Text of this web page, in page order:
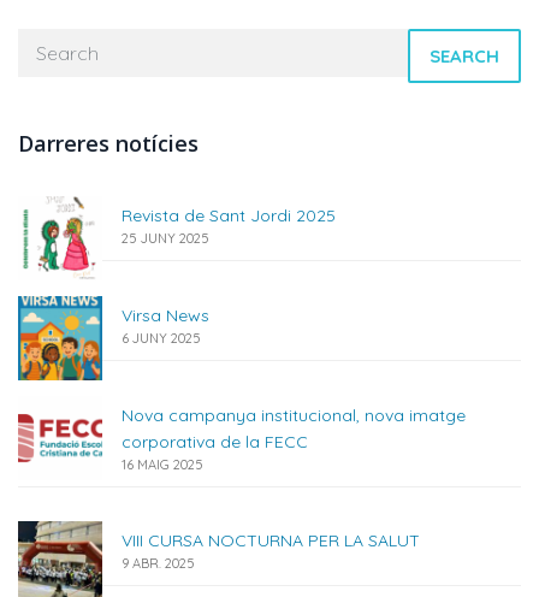
SEARCH
Darreres notícies
Revista de Sant Jordi 2025
25 JUNY 2025
Virsa News
6 JUNY 2025
Nova campanya institucional, nova imatge
corporativa de la FECC
16 MAIG 2025
VIII CURSA NOCTURNA PER LA SALUT
9 ABR. 2025